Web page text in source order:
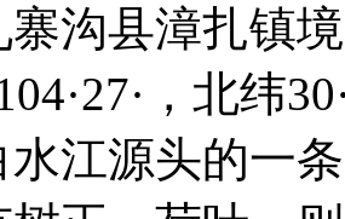
寨沟县漳扎镇
，北纬
江源头的一